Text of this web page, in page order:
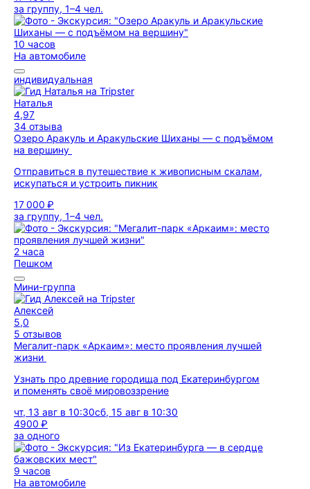
за группу, 1–4 чел.
10 часов
На автомобиле
индивидуальная
Наталья
4,97
34 отзыва
Озеро Аракуль и Аракульские Шиханы — с подъёмом
на вершину
Отправиться в путешествие к живописным скалам,
искупаться и устроить пикник
17 000 ₽
за группу, 1–4 чел.
2 часа
Пешком
Мини-группа
Алексей
5,0
5 отзывов
Мегалит-парк «Аркаим»: место проявления лучшей
жизни
Узнать про древние городища под Екатеринбургом
и поменять своё мировоззрение
чт, 13 авг в 10:30сб, 15 авг в 10:30
4900 ₽
за одного
9 часов
На автомобиле